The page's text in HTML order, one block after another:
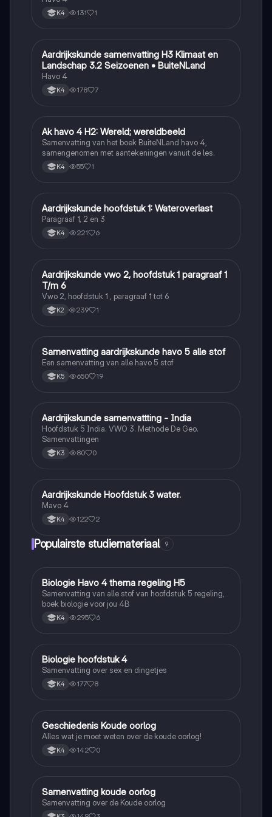
K4 131 1
Aardrijkskunde
Aardrijkskunde samenvatting H3 Klimaat en
Landschap 3.2 Seizoenen • BuiteNLand
Havo 4
K4 178 7
Aardrijkskunde
Ak havo 4 H2: Wereld; wereldbeeld
Samenvatting van het boek BuiteNLand havo 4,
samengenomen met aantekeningen vanuit de les.
K4 55 1
Aardrijkskunde
Aardrijkskunde hoofdstuk 1: Wateroverlast
Paragraaf 1, 2 en 3
K4 221 6
Aardrijkskunde
Aardrijkskunde vwo 2, hoofdstuk 1 paragraaf 1
T/m 6
Vwo 2, hoofdstuk 1 , paragraaf 1 tot 6
K2 239 1
Aardrijkskunde
Samenvatting aardrijkskunde havo 5 alle stof
Een samenvatting van alle havo 5 stof
K5 650 19
Aardrijkskunde
Aardrijkskunde samenvattting - India
Hoofdstuk 5 India. VWO 3. Methode De Geo.
Samenvattingen
K3 80 0
Aardrijkskunde
Aardrijkskunde Hoofdstuk 3 water.
Mavo 4
K4 122 2
Populairste studiemateriaal 9
Biologie
Biologie Havo 4 thema regeling H5
Samenvatting van alle stof van hoofdstuk 5 regeling,
boek biologie voor jou 4B
K4 295 6
Biologie
Biologie hoofdstuk 4
Samenvatting over sex en dingetjes
K4 177 8
Geschiedenis
Geschiedenis Koude oorlog
Alles wat je moet weten over de koude oorlog!
K4 142 0
Geschiedenis
Samenvatting koude oorlog
Samenvatting over de Koude oorlog